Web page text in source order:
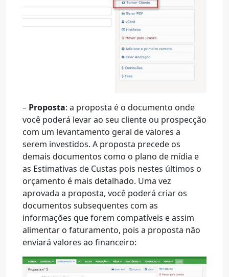
– Proposta: a proposta é o documento onde
você poderá levar ao seu cliente ou prospecção
com um levantamento geral de valores a
serem investidos. A proposta precede os
demais documentos como o plano de mídia e
as Estimativas de Custas pois nestes últimos o
orçamento é mais detalhado. Uma vez
aprovada a proposta, você poderá criar os
documentos subsequentes com as
informações que forem compatíveis e assim
alimentar o faturamento, pois a proposta não
enviará valores ao financeiro: